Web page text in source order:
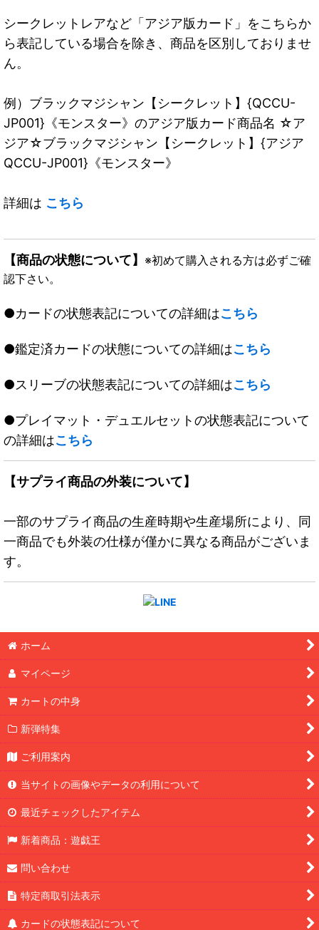
シークレットレアなど「アジア版カード」をこちらか
ら表記している場合を除き、商品を区別しておりませ
ん。
例）ブラックマジシャン【シークレット】{QCCU-
JP001}《モンスター》のアジア版カード商品名 ☆ア
ジア☆ブラックマジシャン【シークレット】{アジア
QCCU-JP001}《モンスター》
詳細は こちら
【商品の状態について】 ※初めて購入される方は必ずご確
認下さい。
●カードの状態表記についての詳細はこちら
●鑑定済カードの状態についての詳細はこちら
●スリーブの状態表記についての詳細はこちら
●プレイマット・デュエルセットの状態表記について
の詳細はこちら
【サプライ商品の外装について】
一部のサプライ商品の生産時期や生産場所により、同
一商品でも外装の仕様が僅かに異なる商品がございま
す。
ホーム
マイページ
カートの中身
新弾特集
ご利用案内
当サイトの画像やデータの利用について
最近チェックしたアイテム
新着商品：遊戯王
問い合わせ
特定商取引法表示
カードの状態表記について